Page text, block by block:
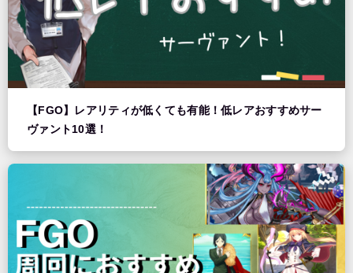
【FGO】レアリティが低くても有能！低レアおすすめサー
ヴァント10選！